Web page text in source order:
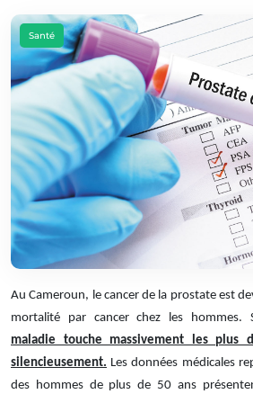
Santé
Au Cameroun, le cancer de la prostate est
mortalité par cancer chez les hommes.
maladie touche massivement les plus
silencieusement. Les données médicales
des hommes de plus de 50 ans